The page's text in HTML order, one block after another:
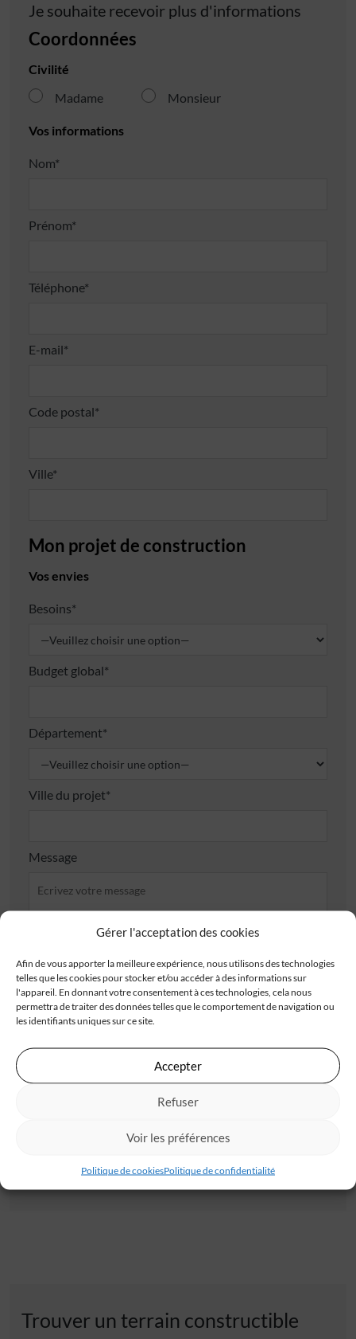
Gérer l'acceptation des cookies
Afin de vous apporter la meilleure expérience, nous utilisons des technologies
telles que les cookies pour stocker et/ou accéder à des informations sur
l'appareil. En donnant votre consentement à ces technologies, cela nous
permettra de traiter des données telles que le comportement de navigation ou
les identifiants uniques sur ce site.
Accepter
Refuser
Voir les préférences
Politique de cookiesPolitique de confidentialité
Je souhaite recevoir plus d'informations
Coordonnées
Civilité
Madame
Monsieur
Vos informations
Nom*
Prénom*
Téléphone*
E-mail*
Code postal*
Ville*
Mon projet de construction
Vos envies
Besoins*
Budget global*
Département*
Ville du projet*
Message
J'accepte de recevoir les offres d'IGC
Je valide avoir pris connaissance de lapolitique de
confidentialité.
Les champs obligatoires sont marqués d’un astérisque (*). Les informations recueillies
règlementation applicable, vous disposez d’un droit d’accès, de rectification et
Trouver un terrain constructible